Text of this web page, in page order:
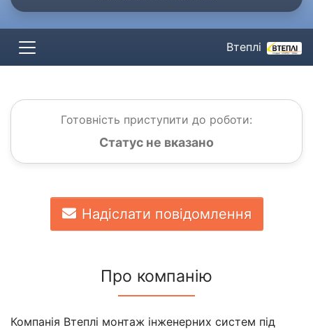
Втеплі
Готовність приступити до роботи:
Статус не вказано
Надіслати повідомлення
Про компанію
Компанія Втеплі монтаж інженерних систем під